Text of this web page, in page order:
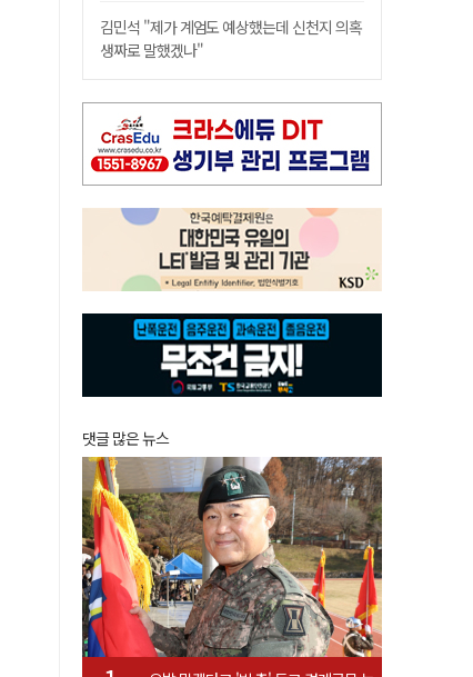
김민석 "제가 계엄도 예상했는데 신천지 의혹
생짜로 말했겠나"
댓글 많은 뉴스